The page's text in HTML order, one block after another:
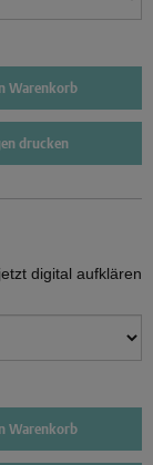
Warenkorb
drucken
jetzt digital aufklären
Warenkorb